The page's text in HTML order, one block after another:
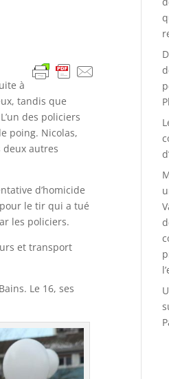
à
tandis que
des policiers
poing. Nicolas,
deux autres
d’homicide
le tir qui a tué
les policiers.
et transport
Le 16, ses